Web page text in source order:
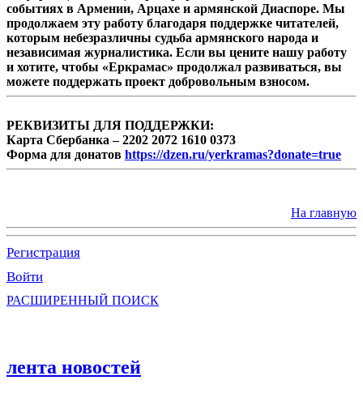
событиях в Армении, Арцахе и армянской Диаспоре. Мы
продолжаем эту работу благодаря поддержке читателей,
которым небезразличны судьба армянского народа и
независимая журналистика. Если вы цените нашу работу
и хотите, чтобы «Еркрамас» продолжал развиваться, вы
можете поддержать проект добровольным взносом.
РЕКВИЗИТЫ ДЛЯ ПОДДЕРЖКИ:
Карта Сбербанка – 2202 2072 1610 0373
Форма для донатов https://dzen.ru/yerkramas?donate=true
На главную
Регистрация
Войти
РАСШИРЕННЫЙ ПОИСК
лента новостей